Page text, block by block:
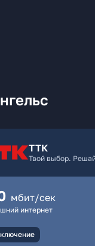
ТТК
Твой выбор.
мбит/сек
интернет